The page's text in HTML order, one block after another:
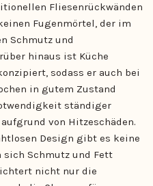
Fliesenrückwänden
Fugenmörtel, der im
Schmutz und
hinaus ist Küche
sodass er auch bei
in gutem Zustand
ständiger
von Hitzeschäden.
Design gibt es keine
sich Schmutz und Fett
nicht nur die